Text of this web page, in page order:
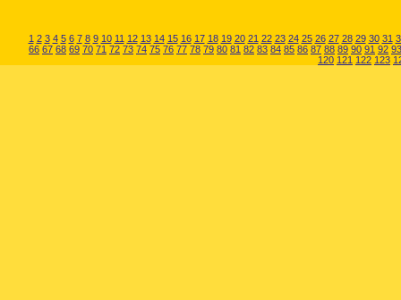
1 2 3 4 5 6 7 8 9 10 11 12 13 14 15 16 17 18 19 20 21 22 23 24 25 26 27 28 29 30 31
66 67 68 69 70 71 72 73 74 75 76 77 78 79 80 81 82 83 84 85 86 87 88 89 90 91 92 93
120 121 122 123